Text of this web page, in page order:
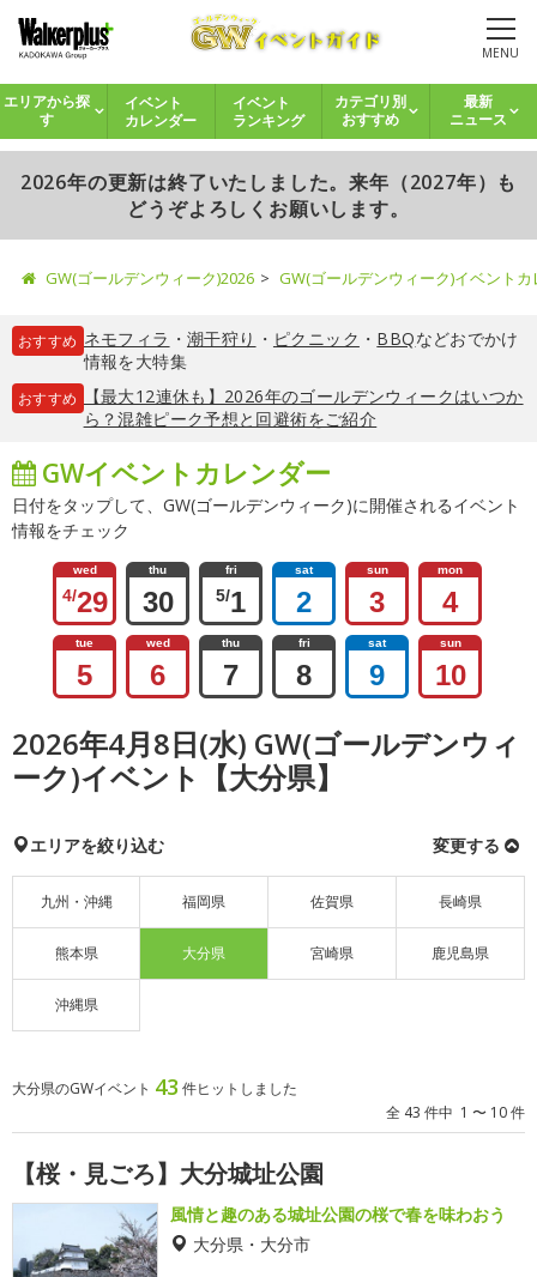
MENU
エリアから探
す
イベント
カレンダー
イベント
ランキング
カテゴリ別
おすすめ
最新
ニュース
2026年の更新は終了いたしました。来年（2027年）も
どうぞよろしくお願いします。
GW(ゴールデンウィーク)2026 GW(ゴールデンウィーク)イベント
おすすめ ネモフィラ ・ 潮干狩り ・ ピクニック ・ BBQなどおでかけ
情報を大特集
おすすめ
【最大12連休も】2026年のゴールデンウィークはいつか
ら？混雑ピーク予想と回避術をご紹介
GWイベントカレンダー
日付をタップして、GW(ゴールデンウィーク)に開催されるイベント
情報をチェック
wed
4/29
thu
30
fri
5/1
sat
2
sun
3
mon
4
tue
5
wed
6
thu
7
fri
8
sat
9
sun
10
2026年4月8日(水) GW(ゴールデンウィ
ーク)イベント【大分県】
エリアを絞り込む 変更する
九州・沖縄 福岡県 佐賀県 長崎県
熊本県 大分県 宮崎県 鹿児島県
沖縄県
大分県のGWイベント 43 件ヒットしました
全 43 件中 1 〜 10 件
【桜・見ごろ】大分城址公園
風情と趣のある城址公園の桜で春を味わおう
大分県・大分市